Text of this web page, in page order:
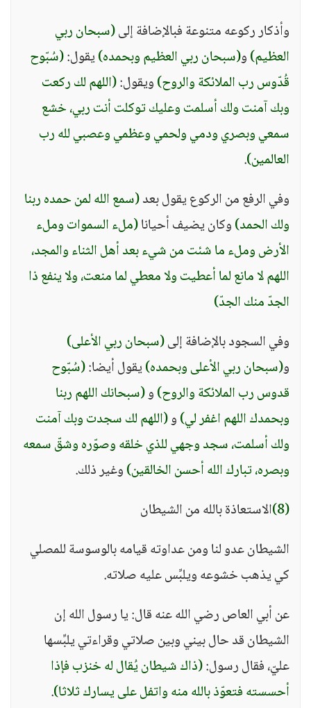
وأذكار ركوعه متنوعة فبالإضافة إلى(سبحان ربي
العظيم)و(سبحان ربي العظيم وبحمده)يقول:(سُبّوح
قُدّوس رب الملائكة والروح)ويقول:(اللهم لك ركعت
وبك آمنت ولك أسلمت وعليك توكلت أنت ربي، خشع
سمعي وبصري ودمي ولحمي وعظمي وعصبي لله رب
العالمين).
وفي الرفع من الركوع يقول بعد(سمع الله لمن حمده ربنا
ولك الحمد)وكان يضيف أحيانا(ملء السموات وملء
الأرض وملء ما شئت من شيء بعد أهل الثناء والمجد،
اللهم لا مانع لما أعطيت ولا معطي لما منعت، ولا ينفع ذا
الجدّ منك الجدّ)
وفي السجود بالإضافة إلى(سبحان ربي الأعلى)
و(سبحان ربي الأعلى وبحمده)يقول أيضا:(سُبّوح
قدوس رب الملائكة والروح)و(سبحانك اللهم ربنا
وبحمدك اللهم اغفر لي)و(اللهم لك سجدت وبك آمنت
ولك أسلمت، سجد وجهي للذي خلقه وصوّره وشقّ سمعه
وبصره، تبارك الله أحسن الخالقين)وغير ذلك.
(8) الاستعاذة بالله من الشيطان
الشيطان عدو لنا ومن عداوته قيامه بالوسوسة للمصلي
كي يذهب خشوعه ويلبِّس عليه صلاته.
عن أبي العاص رضي الله عنه قال: يا رسول الله إن
الشيطان قد حال بيني وبين صلاتي وقراءتي يلبِّسها
عليّ، فقال رسول:(ذاك شيطان يُقال له خنزب فإذا
أحسسته فتعوّذ بالله منه واتفل على يسارك ثلاثا).